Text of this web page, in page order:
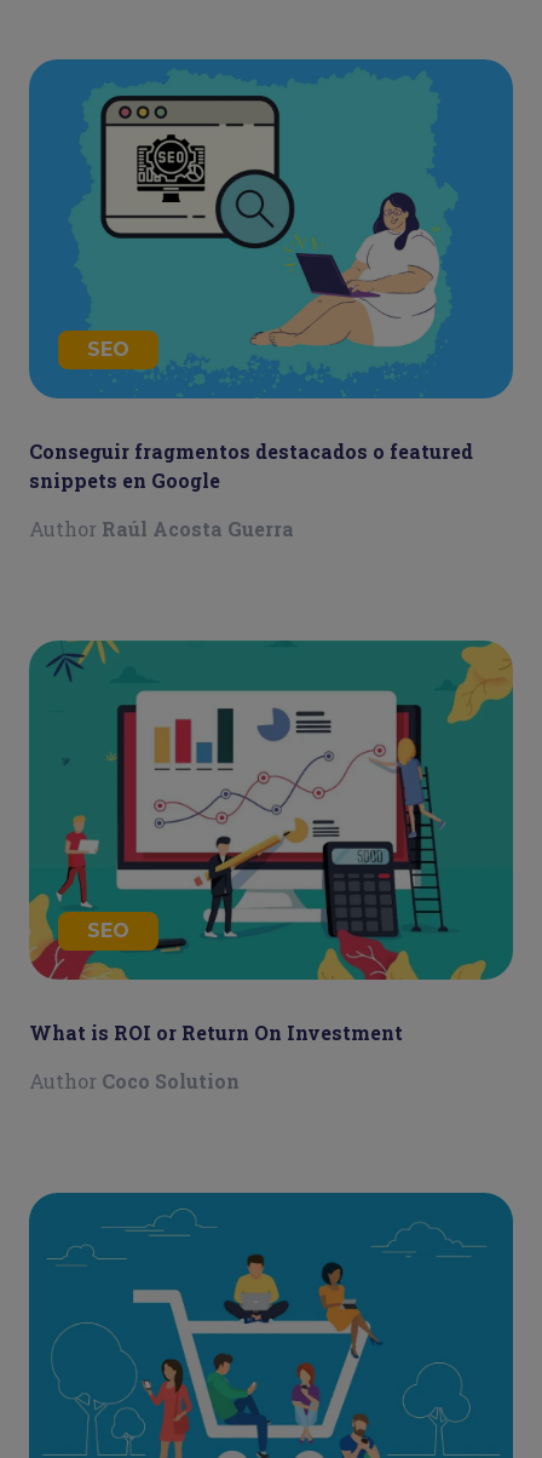
SEO
Conseguir fragmentos destacados o featured
snippets en Google
Author Raúl Acosta Guerra
SEO
What is ROI or Return On Investment
Author Coco Solution